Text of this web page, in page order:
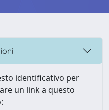
identificativo per
un link a questo